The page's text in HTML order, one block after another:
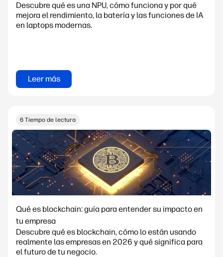
Descubre qué es una NPU, cómo funciona y por qué
mejora el rendimiento, la batería y las funciones de IA
en laptops modernas.
Leer más
6 Tiempo de lectura
Qué es blockchain: guía para entender su impacto en
tu empresa
Descubre qué es blockchain, cómo lo están usando
realmente las empresas en 2026 y qué significa para
el futuro de tu negocio.